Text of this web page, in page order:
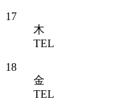
17
木
TEL
18
金
TEL